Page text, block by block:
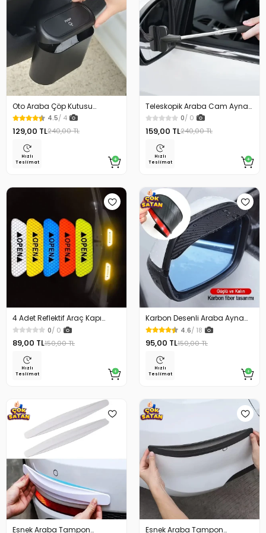
Oto Araba Çöp Kutusu
Kapaklı Organizer Çöp Kovası
Siyah Yüksek Kaliteli Malzeme
4.5/ 4
129,00 TL240,00 TL
Hızlı
Teslimat
Teleskopik Araba Cam Ayna
Sileceği
0/ 0
159,00 TL240,00 TL
Hızlı
Teslimat
4 Adet Reflektif Araç Kapı
Stickerı Reflektör Araba Kapı
Bandı
0/ 0
89,00 TL150,00 TL
Hızlı
Teslimat
Karbon Desenli Araba Ayna
Yağmur Koruyucu
4.6/ 18
95,00 TL150,00 TL
Hızlı
Teslimat
Esnek Araba Tampon
Esnek Araba Tampon